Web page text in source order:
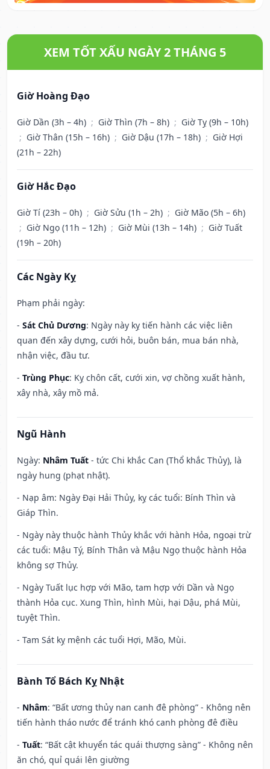
XEM TỐT XẤU NGÀY 2 THÁNG 5
Giờ Hoàng Đạo
Giờ Dần (3h – 4h) ; Giờ Thìn (7h – 8h) ; Giờ Tỵ (9h – 10h)
; Giờ Thân (15h – 16h) ; Giờ Dậu (17h – 18h) ; Giờ Hợi
(21h – 22h)
Giờ Hắc Đạo
Giờ Tí (23h – 0h) ; Giờ Sửu (1h – 2h) ; Giờ Mão (5h – 6h)
; Giờ Ngọ (11h – 12h) ; Giờ Mùi (13h – 14h) ; Giờ Tuất
(19h – 20h)
Các Ngày Kỵ
Phạm phải ngày:
- Sát Chủ Dương: Ngày này kỵ tiến hành các việc liên
quan đến xây dựng, cưới hỏi, buôn bán, mua bán nhà,
nhận việc, đầu tư.
- Trùng Phục: Kỵ chôn cất, cưới xin, vợ chồng xuất hành,
xây nhà, xây mồ mả.
Ngũ Hành
Ngày: Nhâm Tuất - tức Chi khắc Can (Thổ khắc Thủy), là
ngày hung (phạt nhật).
- Nạp âm: Ngày Đại Hải Thủy, kỵ các tuổi: Bính Thìn và
Giáp Thìn.
- Ngày này thuộc hành Thủy khắc với hành Hỏa, ngoại trừ
các tuổi: Mậu Tý, Bính Thân và Mậu Ngọ thuộc hành Hỏa
không sợ Thủy.
- Ngày Tuất lục hợp với Mão, tam hợp với Dần và Ngọ
thành Hỏa cục. Xung Thìn, hình Mùi, hại Dậu, phá Mùi,
tuyệt Thìn.
- Tam Sát kỵ mệnh các tuổi Hợi, Mão, Mùi.
Bành Tổ Bách Kỵ Nhật
- Nhâm: “Bất ương thủy nan canh đê phòng” - Không nên
tiến hành tháo nước để tránh khó canh phòng đê điều
- Tuất: “Bất cật khuyển tác quái thượng sàng” - Không nên
ăn chó, quỉ quái lên giường